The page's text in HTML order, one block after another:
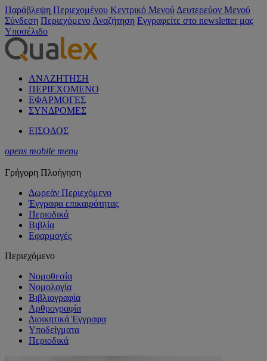
Παράβλεψη Περιεχομένου Κεντρικό Μενού Δευτερεύον Μενού
Σύνδεση Περιεχόμενο Αναζήτηση Εγγραφείτε στο newsletter μας
Υποσέλιδο
ΑΝΑΖΗΤΗΣΗ
ΠΕΡΙΕΧΟΜΕΝΟ
ΕΦΑΡΜΟΓΕΣ
ΣΥΝΔΡΟΜΕΣ
ΕΙΣΟΔΟΣ
opens mobile menu
Γρήγορη Πλοήγηση
Δωρεάν Περιεχόμενο
Έγγραφα επικαιρότητας
Περιοδικά
Βιβλία
Εφαρμογές
Περιεχόμενο
Νομοθεσία
Νομολογία
Βιβλιογραφία
Αρθρογραφία
Διοικητικά Έγγραφα
Υποδείγματα
Περιοδικά